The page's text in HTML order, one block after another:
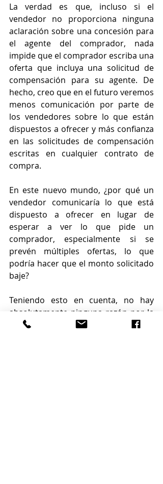
La verdad es que, incluso si el
vendedor no proporciona ninguna
aclaración sobre una concesión para
el agente del comprador, nada
impide que el comprador escriba una
oferta que incluya una solicitud de
compensación para su agente. De
hecho, creo que en el futuro veremos
menos comunicación por parte de
los vendedores sobre lo que están
dispuestos a ofrecer y más confianza
en las solicitudes de compensación
escritas en cualquier contrato de
compra.
En este nuevo mundo, ¿por qué un
vendedor comunicaría lo que está
dispuesto a ofrecer en lugar de
esperar a ver lo que pide un
comprador, especialmente si se
prevén múltiples ofertas, lo que
podría hacer que el monto solicitado
baje?
Teniendo esto en cuenta, no hay
absolutamente ninguna razón por la
que el agente del comprador deba